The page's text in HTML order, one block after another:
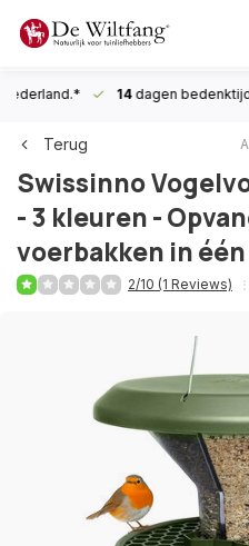
14dagen
Terug
Swissinno
- 3 kleuren -
voerbakken in één
2/10 (1 Reviews)